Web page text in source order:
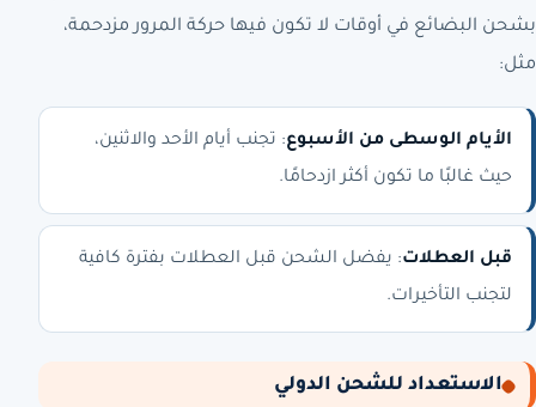
بشحن البضائع في أوقات لا تكون فيها حركة المرور مزدحمة،
مثل:
الأيام الوسطى من الأسبوع: تجنب أيام الأحد والاثنين،
حيث غالبًا ما تكون أكثر ازدحامًا.
قبل العطلات: يفضل الشحن قبل العطلات بفترة كافية
لتجنب التأخيرات.
الاستعداد للشحن الدولي